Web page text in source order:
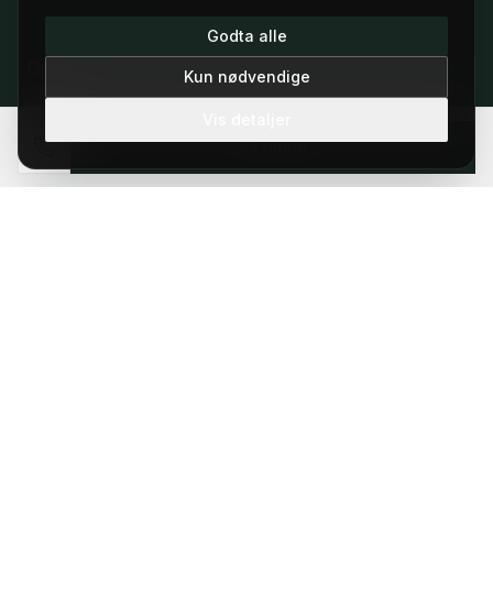
Godta alle
Kun nødvendige
22 53 57 53
Man–fre 09:00–17:00
Nyheter
Få tilbud